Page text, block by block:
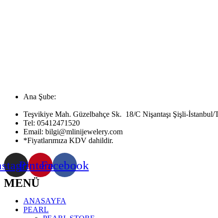
Ana Şube:
Teşvikiye Mah. Güzelbahçe Sk. 18/C Nişantaşı Şişli-İstanbul/
Tel: 05412471520
Email: bilgi@mlinijewelery.com
*Fiyatlarımıza KDV dahildir.
PinterestFacebook
MENÜ
ANASAYFA
PEARL